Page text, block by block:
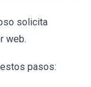
solicita
web.
pasos: